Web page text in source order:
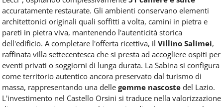
accuratamente restaurate. Gli ambienti conservano elementi
architettonici originali quali soffitti a volta, camini in pietra e
pareti in pietra viva, mantenendo l'autenticità storica
dell'edificio. A completare l'offerta ricettiva, il Villino Salimei,
raffinata villa settecentesca che si presta ad accogliere ospiti per
eventi privati o soggiorni di lunga durata. La Sabina si configura
come territorio autentico ancora preservato dal turismo di
massa, rappresentando una delle gemme nascoste del Lazio.
L'investimento nel Castello Orsini si traduce nella valorizzazione